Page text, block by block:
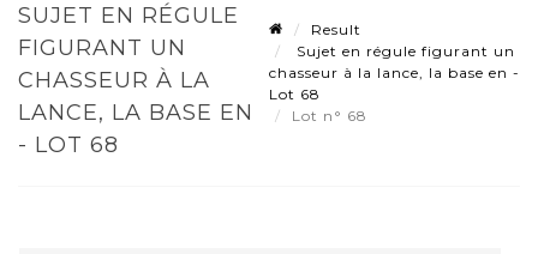
SUJET EN RÉGULE
FIGURANT UN
CHASSEUR À LA
LANCE, LA BASE EN
- LOT 68
Result
Sujet en régule figurant un
chasseur à la lance, la base en -
Lot 68
Lot n° 68